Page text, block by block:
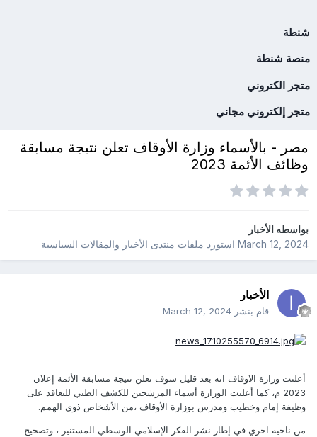
شنطة
منصة شنطة
متجر الكتروني
متجر إلكتروني مجاني
مصر - بالأسماء وزارة الأوقاف تعلن نتيجة مسابقة
وظائف الأئمة 2023
بواسطهالأخبار
March 12, 2024استورد ملفات منتدى الأخبار والمقالات السياسية
الأخبار
قام بنشر March 12, 2024
أعلنت وزارة الاوقاف انه بعد قليل سوف تعلن نتيجة مسابقة الأئمة إعلان
2023 م، كما أعلنت الوزارة أسماء المرشحين للكشف الطبي للتعاقد على
وظيفة إمام وخطيب ومدرس بوزارة الأوقاف ،من الأشخاص ذوي الهمم.
من ناحية اخري في إطار نشر الفكر الإسلامي الوسطي المستنير ، وتصحيح